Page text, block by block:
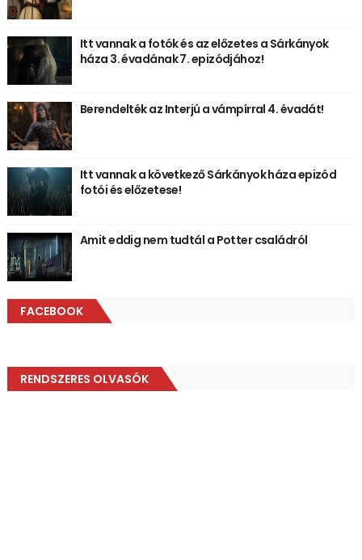
Itt vannak a fotók és az előzetes a Sárkányok
háza 3. évadának 7. epizódjához!
Berendelték az Interjú a vámpírral 4. évadát!
Itt vannak a következő Sárkányok háza epizód
fotói és előzetese!
Amit eddig nem tudtál a Potter családról
FACEBOOK
RENDSZERES OLVASÓK